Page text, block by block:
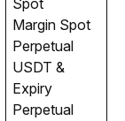
Spot
Margin Spot
Perpetual
USDT &
Expiry
Perpetual